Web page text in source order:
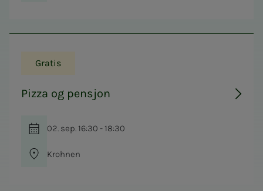
Gratis
Pizza og pensjon
02. sep. 16:30 - 18:30
Krohnen